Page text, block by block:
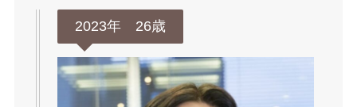
2023年 26歳